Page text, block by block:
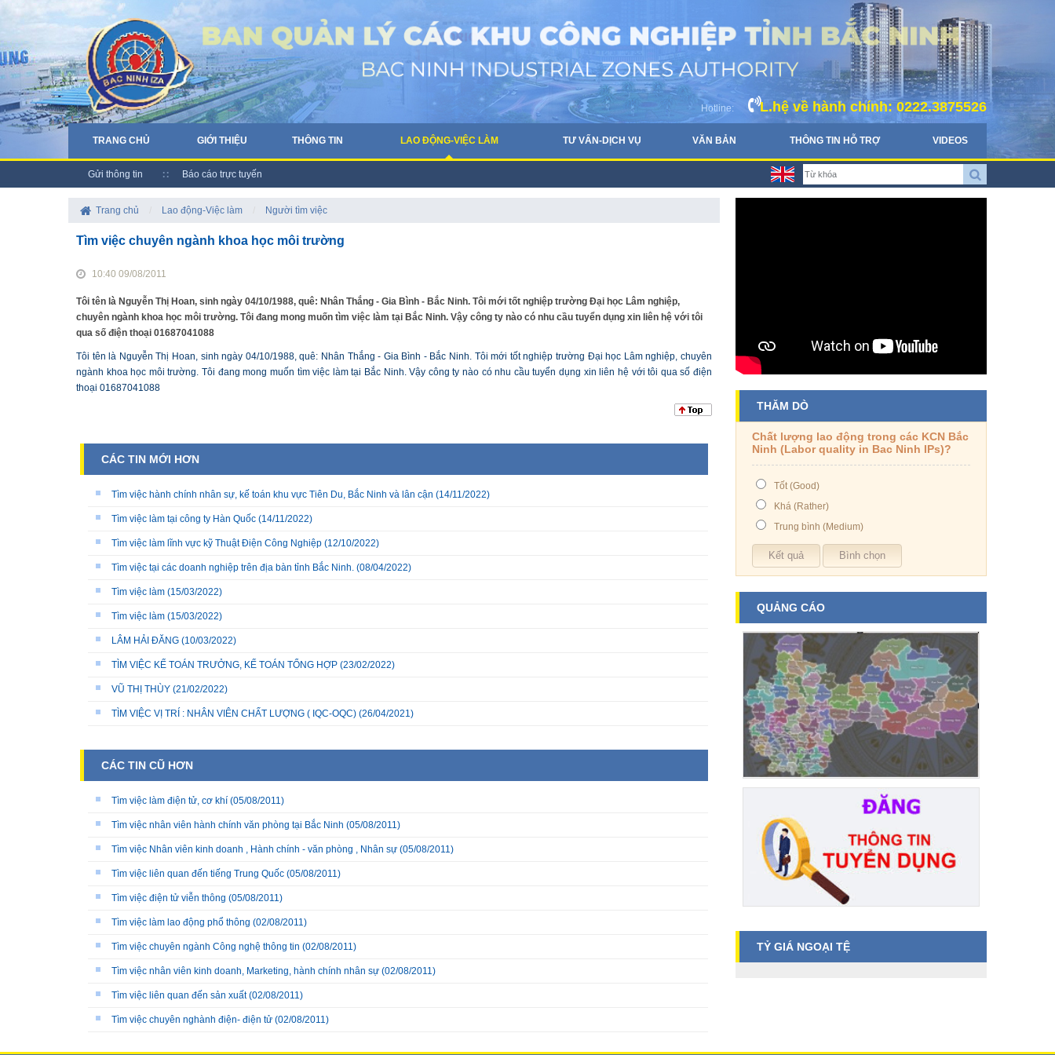
Hotline: L.hệ về hành chính: 0222.3875526
TRANG CHỦ GIỚI THIỆU THÔNG TIN LAO ĐỘNG-VIỆC LÀM TƯ VẤN-DỊCH VỤ VĂN BẢN THÔNG TIN HỖ TRỢ VIDEOS
Gửi thông tin Báo cáo trực tuyến
Trang chủ Lao động-Việc làm Người tìm việc
Tìm việc chuyên ngành khoa học môi trường
10:40 09/08/2011
Tôi tên là Nguyễn Thị Hoan, sinh ngày 04/10/1988, quê: Nhân Thắng - Gia Bình - Bắc Ninh. Tôi mới tốt nghiệp trường Đại học Lâm nghiệp,
chuyên ngành khoa học môi trường. Tôi đang mong muốn tìm việc làm tại Bắc Ninh. Vậy công ty nào có nhu cầu tuyển dụng xin liên hệ với tôi
qua số điện thoại 01687041088
Tôi tên là Nguyễn Thị Hoan, sinh ngày 04/10/1988, quê: Nhân Thắng - Gia Bình - Bắc Ninh. Tôi mới tốt nghiệp trường Đại học Lâm nghiệp, chuyên
ngành khoa học môi trường. Tôi đang mong muốn tìm việc làm tại Bắc Ninh. Vậy công ty nào có nhu cầu tuyển dụng xin liên hệ với tôi qua số điện
thoại 01687041088
CÁC TIN MỚI HƠN
Tìm việc hành chính nhân sự, kế toán khu vực Tiên Du, Bắc Ninh và lân cận (14/11/2022)
Tìm việc làm tại công ty Hàn Quốc (14/11/2022)
Tìm việc làm lĩnh vực kỹ Thuật Điện Công Nghiệp (12/10/2022)
Tìm việc tại các doanh nghiệp trên địa bàn tỉnh Bắc Ninh. (08/04/2022)
Tìm việc làm (15/03/2022)
Tìm việc làm (15/03/2022)
LÂM HẢI ĐĂNG (10/03/2022)
TÌM VIỆC KẾ TOÁN TRƯỞNG, KẾ TOÁN TỔNG HỢP (23/02/2022)
VŨ THỊ THÙY (21/02/2022)
TÌM VIỆC VỊ TRÍ : NHÂN VIÊN CHẤT LƯỢNG ( IQC-OQC) (26/04/2021)
CÁC TIN CŨ HƠN
Tìm việc làm điện tử, cơ khí (05/08/2011)
Tìm việc nhân viên hành chính văn phòng tại Bắc Ninh (05/08/2011)
Tìm việc Nhân viên kinh doanh , Hành chính - văn phòng , Nhân sự (05/08/2011)
Tìm việc liên quan đến tiếng Trung Quốc (05/08/2011)
Tìm việc điện tử viễn thông (05/08/2011)
Tìm việc làm lao động phổ thông (02/08/2011)
Tìm việc chuyên ngành Công nghệ thông tin (02/08/2011)
Tìm việc nhân viên kinh doanh, Marketing, hành chính nhân sự (02/08/2011)
Tìm việc liên quan đến sản xuất(02/08/2011)
Tìm việc chuyên nghành điện- điện tử (02/08/2011)
THĂM DÒ
Chất lượng lao động trong các KCN Bắc
Ninh (Labor quality in Bac Ninh IPs)?
Tốt (Good)
Khá (Rather)
Trung bình (Medium)
QUẢNG CÁO
TỶ GIÁ NGOẠI TỆ